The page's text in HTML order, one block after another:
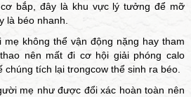
bắp, đây là khu vực lý tưởng để mỡ
là béo nhanh.
không thể vận động nặng hay tham
nên mất đi cơ hội giải phóng calo
tích lại trongcow thể sinh ra béo.
mẹ như được đổi xác hoàn toàn nên